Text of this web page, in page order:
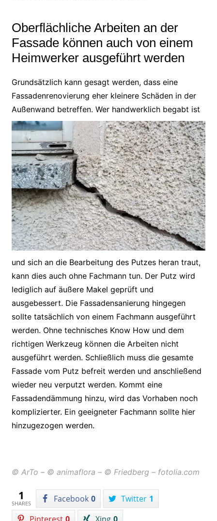
Oberflächliche Arbeiten an der
Fassade können auch von einem
Heimwerker ausgeführt werden
Grundsätzlich kann gesagt werden, dass eine
Fassadenrenovierung eher kleinere Schäden in der
Außenwand betreffen. Wer handwerklich begabt ist
und sich an die Bearbeitung des Putzes heran traut,
kann dies auch ohne Fachmann tun. Der Putz wird
lediglich auf äußere Makel geprüft und
ausgebessert. Die Fassadensanierung hingegen
sollte tatsächlich von einem Fachmann ausgeführt
werden. Ohne technisches Know How und dem
richtigen Werkzeug können die Arbeiten nicht
ausgeführt werden. Schließlich muss die gesamte
Fassade vom Putz befreit werden und anschließend
wieder neu verputzt werden. Kommt eine
Fassadendämmung hinzu, wird das Vorhaben noch
komplizierter. Ein geeigneter Fachmann sollte hier
hinzugezogen werden.
© ArTo – © animaflora – © Friedberg – fotolia.com
1
SHARES Facebook 0 Twitter 1